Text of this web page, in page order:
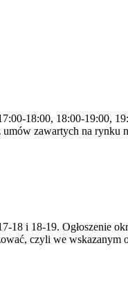
18:00, 18:00-19:00,
zawartych na rynku
18 i 18-19. Ogłoszenie
czyli we wskazanym